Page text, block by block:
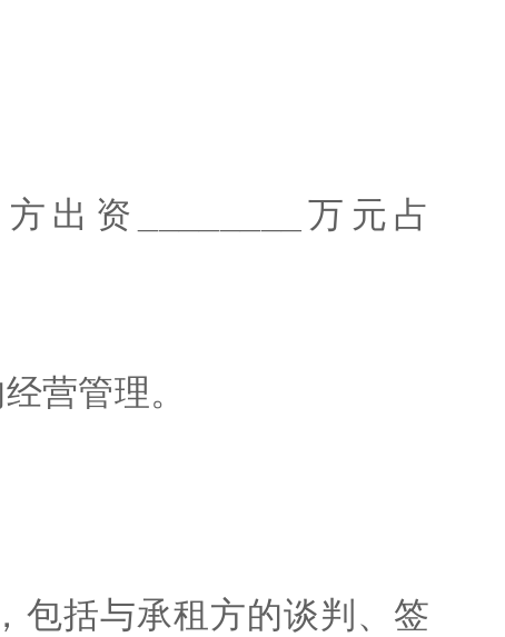
出资
万元占
营管理。
包括与承租方的谈判、签